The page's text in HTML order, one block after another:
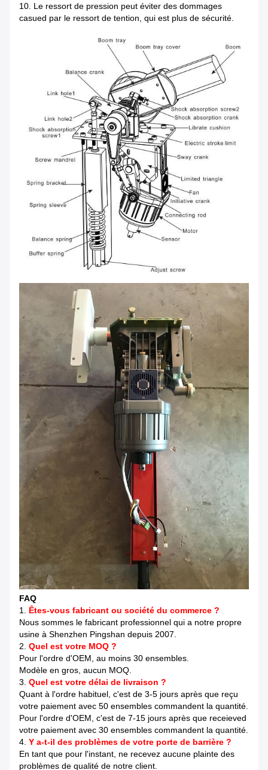
10. Le ressort de pression peut éviter des dommages
casued par le ressort de tention, qui est plus de sécurité.
FAQ
1. Êtes-vous fabricant ou société du commerce ?
Nous sommes le fabricant professionnel qui a notre propre
usine à Shenzhen Pingshan depuis 2007.
2. Quel est votre MOQ ?
Pour l'ordre d'OEM, au moins 30 ensembles.
Modèle en gros, aucun MOQ.
3. Quel est votre délai de livraison ?
Quant à l'ordre habituel, c'est de 3-5 jours après que reçu
votre paiement avec 50 ensembles commandent la quantité.
Pour l'ordre d'OEM, c'est de 7-15 jours après que receieved
votre paiement avec 30 ensembles commandent la quantité.
4. Y a-t-il des problèmes de votre porte de barrière ?
En tant que pour l'instant, ne recevez aucune plainte des
problèmes de qualité de notre client.